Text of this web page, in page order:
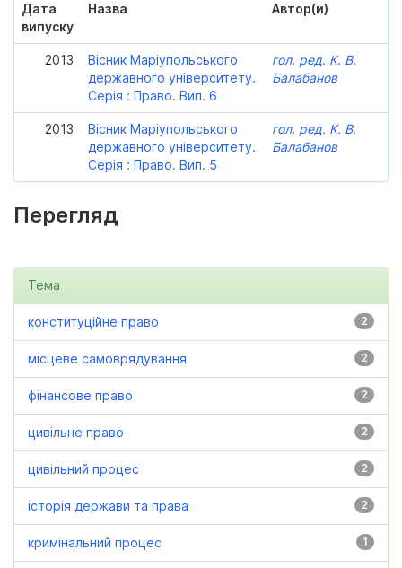
Дата
випуску
Назва Автор(и)
2013
Вісник Маріупольського
державного університету.
Серія : Право. Вип. 6
гол. ред. К. В.
Балабанов
2013
Вісник Маріупольського
державного університету.
Серія : Право. Вип. 5
гол. ред. К. В.
Балабанов
Перегляд
Тема
2
конституційне право
2
місцеве самоврядування
2
фінансове право
2
цивільне право
2
цивільний процес
2
історія держави та права
1
кримінальний процес